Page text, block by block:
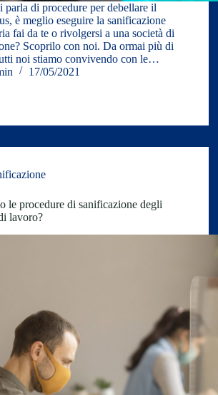
parla di procedure per debellare il
è meglio eseguire la sanificazione
fai da te o rivolgersi a una società di
Scoprilo con noi. Da ormai più di
noi stiamo convivendo con le…
17/05/2021
le procedure di sanificazione degli
lavoro?